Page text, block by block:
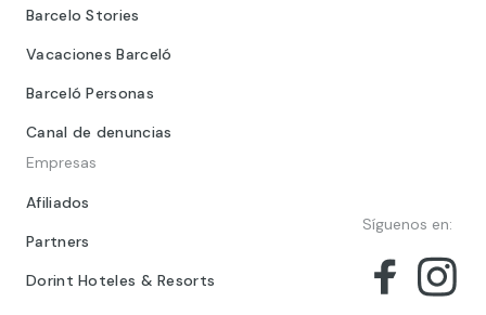
Barcelo Stories
Vacaciones Barceló
Barceló Personas
Canal de denuncias
Empresas
Afiliados
Partners
Dorint Hoteles & Resorts
Síguenos en: